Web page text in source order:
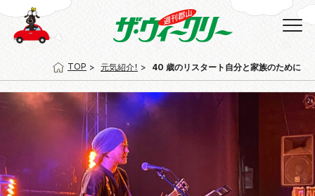
TOP 元気紹介！ 40 歳のリスタート自分と家族のために